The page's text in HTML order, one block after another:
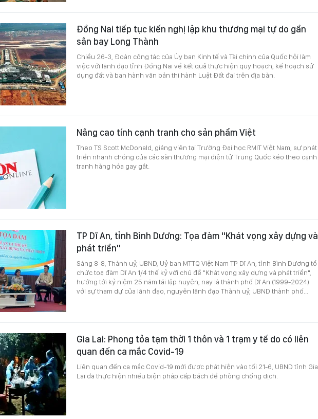
Đồng Nai tiếp tục kiến nghị lập khu thương mại tự do gần
sân bay Long Thành
Chiều 26-3, Đoàn công tác của Ủy ban Kinh tế và Tài chính của Quốc hội làm
việc với lãnh đạo tỉnh Đồng Nai về kết quả thực hiện quy hoạch, kế hoạch sử
dụng đất và ban hành văn bản thi hành Luật Đất đai trên địa bàn.
Nâng cao tính cạnh tranh cho sản phẩm Việt
Theo TS Scott McDonald, giảng viên tại Trường Đại học RMIT Việt Nam, sự phát
triển nhanh chóng của các sàn thương mại điện tử Trung Quốc kéo theo cạnh
tranh hàng hóa gay gắt.
TP Dĩ An, tỉnh Bình Dương: Tọa đàm "Khát vọng xây dựng và
phát triển"
Sáng 8-8, Thành uỷ, UBND, Uỷ ban MTTQ Việt Nam TP Dĩ An, tỉnh Bình Dương tổ
chức toạ đàm Dĩ An 1/4 thế kỷ với chủ đề "Khát vọng xây dựng và phát triển",
hướng tới kỷ niệm 25 năm tái lập huyện, nay là thành phố Dĩ An (1999-2024)
với sự tham dự của lãnh đạo, nguyên lãnh đạo Thành uỷ, UBND thành phố...
Gia Lai: Phong tỏa tạm thời 1 thôn và 1 trạm y tế do có liên
quan đến ca mắc Covid-19
Liên quan đến ca mắc Covid-19 mới được phát hiện vào tối 21-6, UBND tỉnh Gia
Lai đã thực hiện nhiều biện pháp cấp bách để phòng chống dịch.